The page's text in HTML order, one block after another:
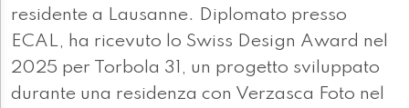
residente a Lausanne. Diplomato presso
ECAL, ha ricevuto lo Swiss Design Award nel
2025 per Torbola 31, un progetto sviluppato
durante una residenza con Verzasca Foto nel